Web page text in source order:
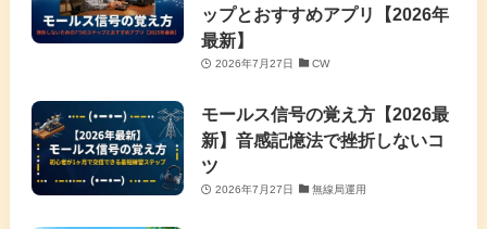
ップとおすすめアプリ【2026年
最新】
2026年7月27日 CW
モールス信号の覚え方【2026最
新】音感記憶法で挫折しないコ
ツ
2026年7月27日 無線局運用